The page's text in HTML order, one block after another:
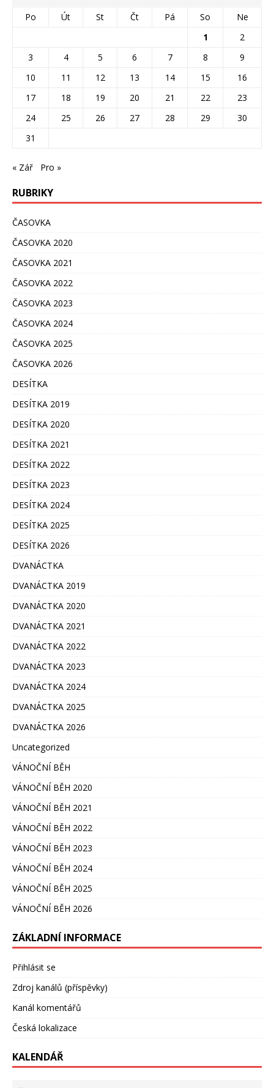
Po Út St Čt Pá So
Ne
1
2
3
4 5 6 7 8
9
10
11 12 13 14 15
16
17
18 19 20 21 22
23
24
25 26 27 28 29
30
31
« Zář Pro »
RUBRIKY
ČASOVKA
ČASOVKA 2020
ČASOVKA 2021
ČASOVKA 2022
ČASOVKA 2023
ČASOVKA 2024
ČASOVKA 2025
ČASOVKA 2026
DESÍTKA
DESÍTKA 2019
DESÍTKA 2020
DESÍTKA 2021
DESÍTKA 2022
DESÍTKA 2023
DESÍTKA 2024
DESÍTKA 2025
DESÍTKA 2026
DVANÁCTKA
DVANÁCTKA 2019
DVANÁCTKA 2020
DVANÁCTKA 2021
DVANÁCTKA 2022
DVANÁCTKA 2023
DVANÁCTKA 2024
DVANÁCTKA 2025
DVANÁCTKA 2026
Uncategorized
VÁNOČNÍ BĚH
VÁNOČNÍ BĚH 2020
VÁNOČNÍ BĚH 2021
VÁNOČNÍ BĚH 2022
VÁNOČNÍ BĚH 2023
VÁNOČNÍ BĚH 2024
VÁNOČNÍ BĚH 2025
VÁNOČNÍ BĚH 2026
ZÁKLADNÍ INFORMACE
Přihlásit se
Zdroj kanálů (příspěvky)
Kanál komentářů
Česká lokalizace
KALENDÁŘ